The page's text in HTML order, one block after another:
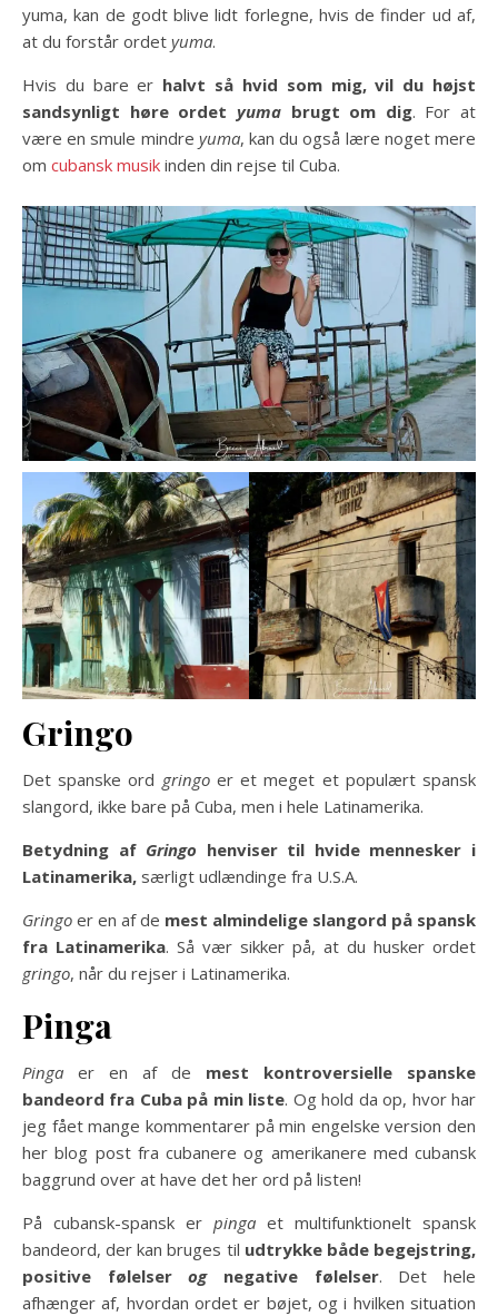
yuma, kan de godt blive lidt forlegne, hvis de finder ud af,
at du forstår ordet yuma.
Hvis du bare er halvt så hvid som mig, vil du højst
sandsynligt høre ordet yuma brugt om dig. For at
være en smule mindre yuma, kan du også lære noget mere
om cubansk musik inden din rejse til Cuba.
Gringo
Det spanske ord gringoer et meget et populært spansk
slangord, ikke bare på Cuba, men i hele Latinamerika.
Betydning af Gringo henviser til hvide mennesker i
Latinamerika, særligt udlændinge fra U.S.A.
Gringo er en af ​​de mest almindelige slangord på spansk
fra Latinamerika. Så vær sikker på, at du husker ordet
gringo, når du rejser i Latinamerika.
Pinga
Pinga er en af ​​de mest kontroversielle spanske
bandeord fra Cuba på min liste. Og hold da op, hvor har
jeg fået mange kommentarer på min engelske version den
her blog post fra cubanere og amerikanere med cubansk
baggrund over at have det her ord på listen!
På cubansk-spansk er pinga et multifunktionelt spansk
bandeord, der kan bruges til udtrykke både begejstring,
positive følelserognegative følelser. Det hele
afhænger af, hvordan ordet er bøjet, og i hvilken situation